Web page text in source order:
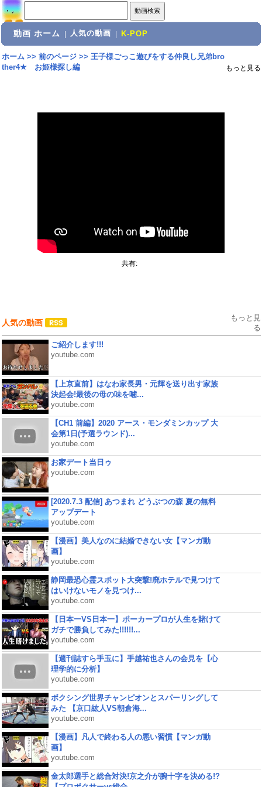
動画 ホーム 人気の動画 K-POP
ホーム>> 前のページ>> 王子様ごっこ遊びをする仲良し兄弟bro
ther4★ お姫様探し編
もっと見る
共有:
人気の動画
もっと見
る
ご紹介します!!!
youtube.com
【上京直前】はなわ家長男・元輝を送り出す家族
決起会!最後の母の味を噛...
youtube.com
【CH1 前編】2020 アース・モンダミンカップ 大
会第1日(予選ラウンド)...
youtube.com
お家デート当日ゥ
youtube.com
[2020.7.3 配信] あつまれ どうぶつの森 夏の無料
アップデート
youtube.com
【漫画】美人なのに結婚できない女【マンガ動
画】
youtube.com
静岡最恐心霊スポット大突撃!廃ホテルで見つけて
はいけないモノを見つけ...
youtube.com
【日本一VS日本一】ポーカープロが人生を賭けて
ガチで勝負してみた!!!!!!...
youtube.com
【週刊誌すら手玉に】手越祐也さんの会見を【心
理学的に分析】
youtube.com
ボクシング世界チャンピオンとスパーリングして
みた 【京口紘人VS朝倉海...
youtube.com
【漫画】凡人で終わる人の悪い習慣【マンガ動
画】
youtube.com
金太郎選手と総合対決!京之介が腕十字を決める!?